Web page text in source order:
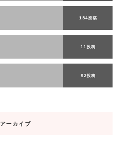
184投稿
11投稿
92投稿
アーカイブ